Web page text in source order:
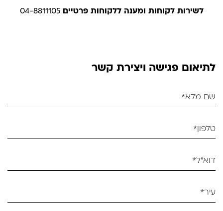
לשירות לקוחות ומענה ללקוחות פרטיים 04-8811105
לתיאום פגישה ויצירת קשר